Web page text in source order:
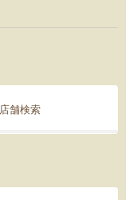
店舗検索